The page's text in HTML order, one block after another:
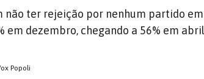
não ter rejeição por nenhum partido
em dezembro, chegando a 56% em
Popoli